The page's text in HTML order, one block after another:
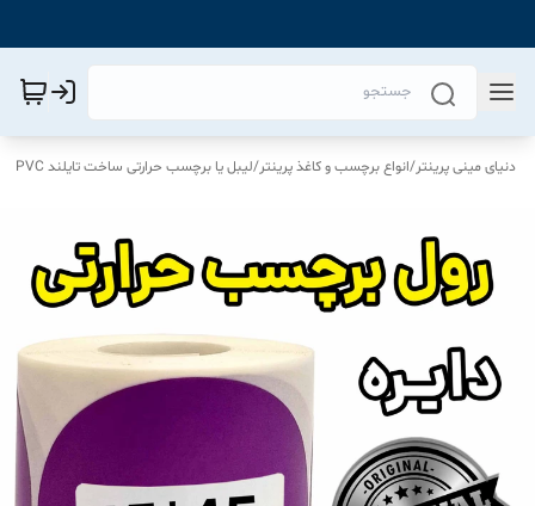
دنیای مینی پرینتر/انواع برچسب و کاغذ پرینتر/لیبل یا برچسب حرارتی ساخت تایلند PVC